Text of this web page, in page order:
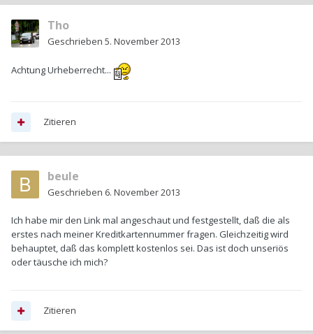
Tho
Geschrieben 5. November 2013
Achtung Urheberrecht...
Zitieren
beule
Geschrieben 6. November 2013
Ich habe mir den Link mal angeschaut und festgestellt, daß die als
erstes nach meiner Kreditkartennummer fragen. Gleichzeitig wird
behauptet, daß das komplett kostenlos sei. Das ist doch unseriös
oder täusche ich mich?
Zitieren